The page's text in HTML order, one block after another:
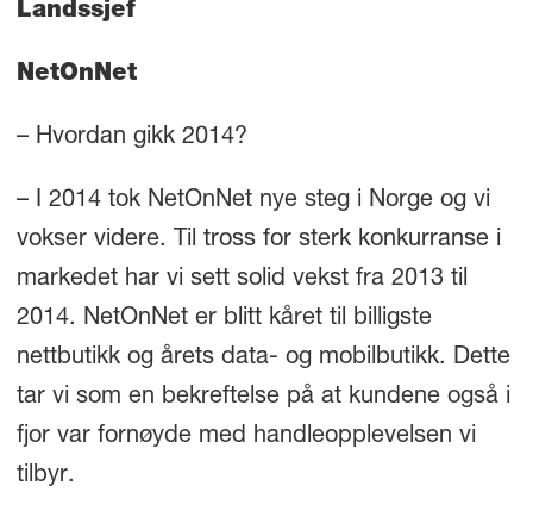
Landssjef
NetOnNet
– Hvordan gikk 2014?
– I 2014 tok NetOnNet nye steg i Norge og vi
vokser videre. Til tross for sterk konkurranse i
markedet har vi sett solid vekst fra 2013 til
2014. NetOnNet er blitt kåret til billigste
nettbutikk og årets data- og mobilbutikk. Dette
tar vi som en bekreftelse på at kundene også i
fjor var fornøyde med handleopplevelsen vi
tilbyr.